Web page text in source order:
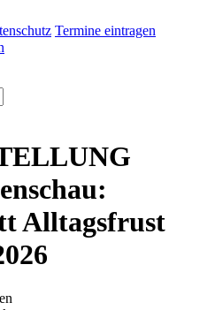
Termine eintragen
Alltagsfrust